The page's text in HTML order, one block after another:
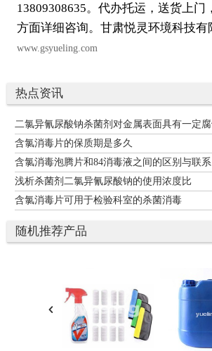
13809308635。代办托运，送货上门
方面详细咨询。甘肃悦灵环境科技有
www.gsyueling.com
热点资讯
二氯异氰尿酸钠杀菌剂对金属表面具有一定
含氯消毒片的保质期是多久
含氯消毒泡腾片和84消毒液之间的区别与联系
浅析杀菌剂二氯异氰尿酸钠的使用浓度比
含氯消毒片可用于检验科室的杀菌消毒
随机推荐产品